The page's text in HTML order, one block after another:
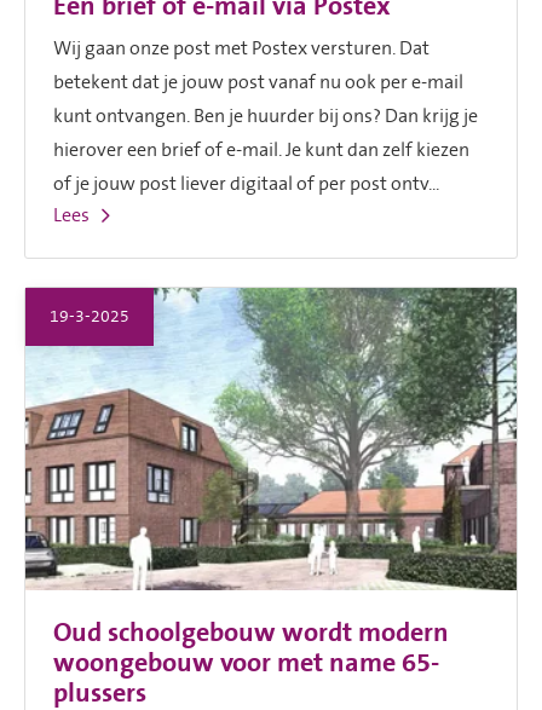
Een brief of e-mail via Postex
Wij gaan onze post met Postex versturen. Dat
betekent dat je jouw post vanaf nu ook per e-mail
kunt ontvangen. Ben je huurder bij ons? Dan krijg je
hierover een brief of e-mail. Je kunt dan zelf kiezen
of je jouw post liever digitaal of per post ontv...
Lees
Oud schoolgebouw wordt modern
woongebouw voor met name 65-
plussers
19-3-2025